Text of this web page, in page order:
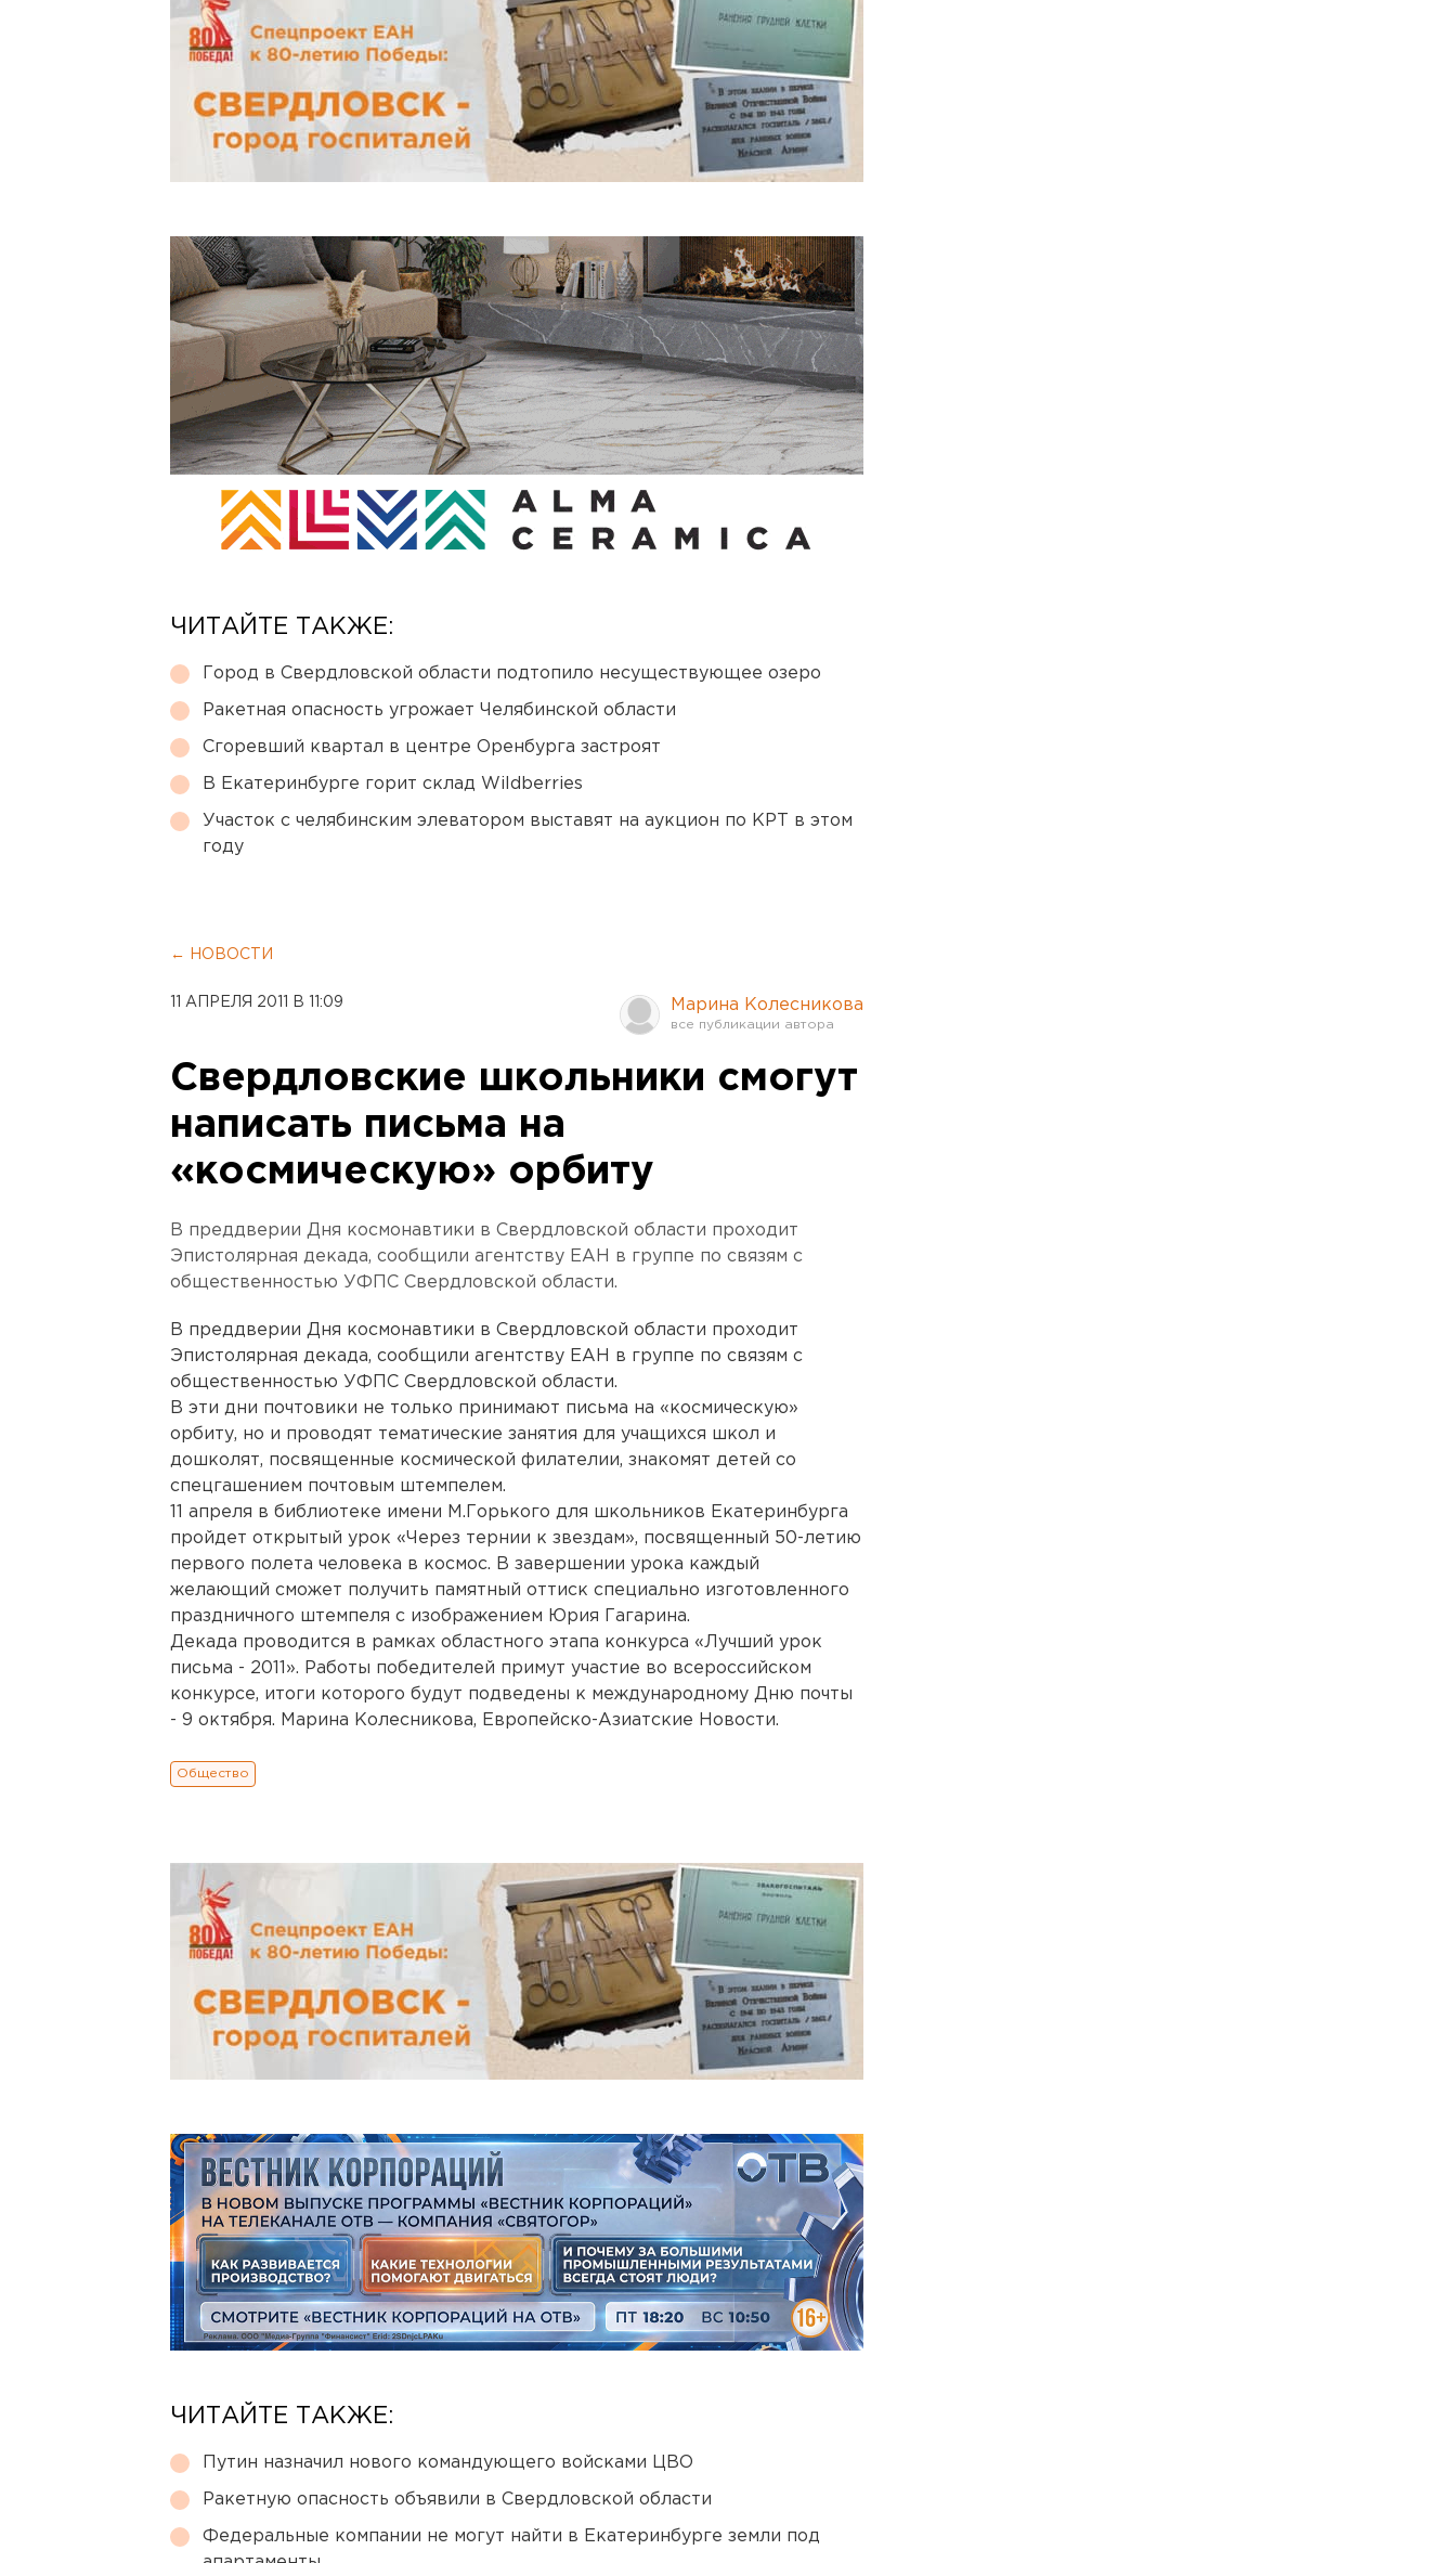
ЧИТАЙТЕ ТАКЖЕ:
Город в Свердловской области подтопило несуществующее озеро
Ракетная опасность угрожает Челябинской области
Сгоревший квартал в центре Оренбурга застроят
В Екатеринбурге горит склад Wildberries
Участок с челябинским элеватором выставят на аукцион по КРТ в этом
году
← НОВОСТИ
11 АПРЕЛЯ 2011 В 11:09 Марина Колесникова
Свердловские школьники смогут
написать письма на
«космическую» орбиту
В преддверии Дня космонавтики в Свердловской области проходит
Эпистолярная декада, сообщили агентству ЕАН в группе по связям с
общественностью УФПС Свердловской области.
В преддверии Дня космонавтики в Свердловской области проходит
Эпистолярная декада, сообщили агентству ЕАН в группе по связям с
общественностью УФПС Свердловской области.
В эти дни почтовики не только принимают письма на «космическую»
орбиту, но и проводят тематические занятия для учащихся школ и
дошколят, посвященные космической филателии, знакомят детей со
спецгашением почтовым штемпелем.
11 апреля в библиотеке имени М.Горького для школьников Екатеринбурга
пройдет открытый урок «Через тернии к звездам», посвященный 50-летию
первого полета человека в космос. В завершении урока каждый
желающий сможет получить памятный оттиск специально изготовленного
праздничного штемпеля с изображением Юрия Гагарина.
Декада проводится в рамках областного этапа конкурса «Лучший урок
письма - 2011». Работы победителей примут участие во всероссийском
конкурсе, итоги которого будут подведены к международному Дню почты
- 9 октября. Марина Колесникова, Европейско-Азиатские Новости.
Общество
ЧИТАЙТЕ ТАКЖЕ:
Путин назначил нового командующего войсками ЦВО
Ракетную опасность объявили в Свердловской области
Федеральные компании не могут найти в Екатеринбурге земли под